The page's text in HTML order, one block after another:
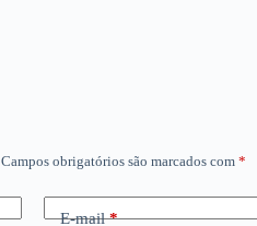
Campos obrigatórios são marcados com *
E-mail*